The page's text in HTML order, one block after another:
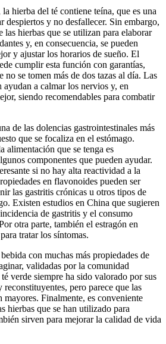
hierba del té contiene teína, que es una
despiertos y no desfallecer. Sin embargo,
las hierbas que se utilizan para elaborar
y, en consecuencia, se pueden
y ajustar los horarios de sueño. El
cumplir esta función con garantías,
no se tomen más de dos tazas al día. Las
a calmar los nervios y, en
siendo recomendables para combatir
de las dolencias gastrointestinales más
que se focaliza en el estómago.
alimentación que se tenga es
componentes que pueden ayudar.
si no hay alta reactividad a la
en flavonoides pueden ser
las gastritis crónicas u otros tipos de
Existen estudios en China que sugieren
de gastritis y el consumo
otra parte, también el estragón en
tratar los síntomas.
con muchas más propiedades de
validadas por la comunidad
verde siempre ha sido valorado por sus
pero parece que las
mayores. Finalmente, es conveniente
hierbas que se han utilizado para
sirven para mejorar la calidad de vida